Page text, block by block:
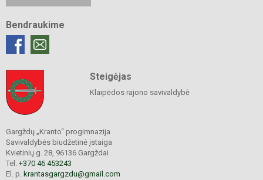
Bendraukime
Steigėjas
Klaipėdos rajono savivaldybė
Gargždų „Kranto“ progimnazija
Savivaldybės biudžetinė įstaiga
Kvietinių g. 28, 96136 Gargždai
Tel. +370 46 453243
El. p. krantasgargzdu@gmail.com